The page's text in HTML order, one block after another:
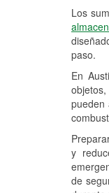
Los
paso.
En
pueden
y
de